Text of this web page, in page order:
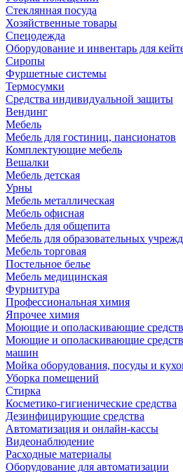
Стеклянная посуда
Хозяйственные товары
Спецодежда
Оборудование и инвентарь для
Сиропы
Фуршетные системы
Термосумки
Средства индивидуальной защиты
Вендинг
Мебель
Мебель для гостиниц, пансионатов
Комплектующие мебель
Вешалки
Мебель детская
Урны
Мебель металлическая
Мебель офисная
Мебель для общепита
Мебель для образовательных
Мебель торговая
Постельное белье
Мебель медицинская
Фурнитура
Профессиональная химия
Япрочее химия
Моющие и ополаскивающие
Моющие и ополаскивающие
машин
Мойка оборудования, посуды и
Уборка помещений
Стирка
Косметико-гигиенические средства
Дезинфицирующие средства
Автоматизация и онлайн-кассы
Видеонаблюдение
Расходные материалы
Оборудование для автоматизации